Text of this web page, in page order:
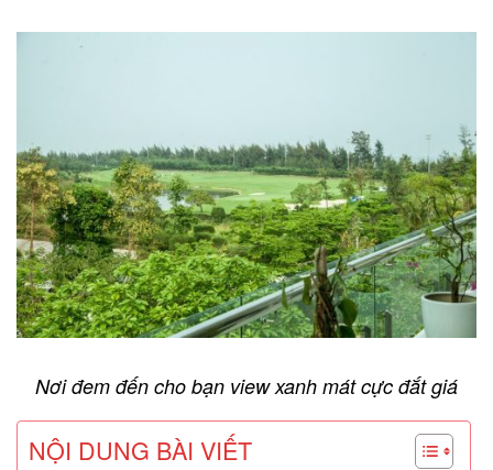
Nơi đem đến cho bạn view xanh mát cực đắt giá
NỘI DUNG BÀI VIẾT